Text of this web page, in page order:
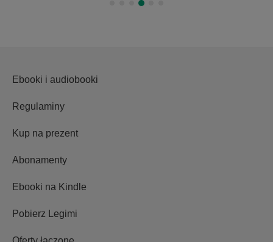
Ebooki i audiobooki
Regulaminy
Kup na prezent
Abonamenty
Ebooki na Kindle
Pobierz Legimi